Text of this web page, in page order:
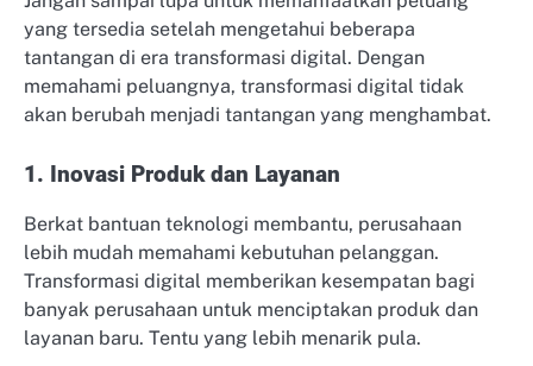
yang tersedia setelah mengetahui beberapa
tantangan di era transformasi digital. Dengan
memahami peluangnya, transformasi digital tidak
akan berubah menjadi tantangan yang menghambat.
1. Inovasi Produk dan Layanan
Berkat bantuan teknologi membantu, perusahaan
lebih mudah memahami kebutuhan pelanggan.
Transformasi digital memberikan kesempatan bagi
banyak perusahaan untuk menciptakan produk dan
layanan baru. Tentu yang lebih menarik pula.